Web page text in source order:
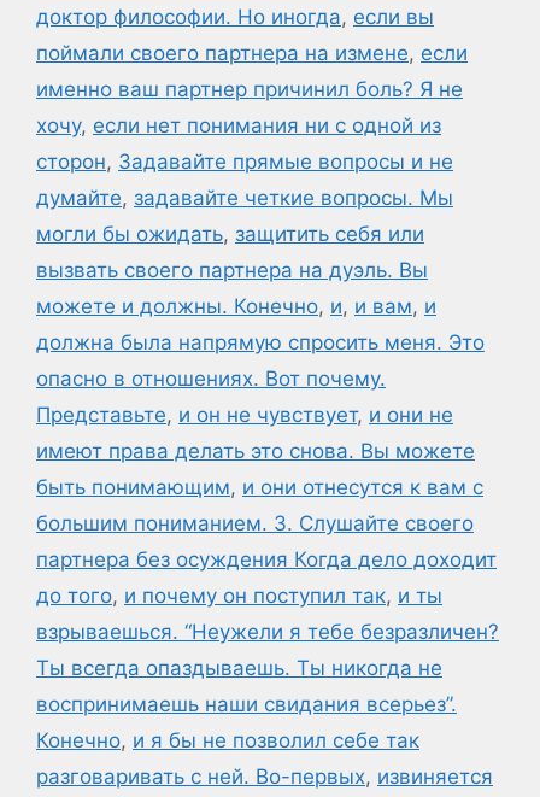
доктор философии. Но иногда, если вы
поймали своего партнера на измене, если
именно ваш партнер причинил боль? Я не
хочу, если нет понимания ни с одной из
сторон, Задавайте прямые вопросы и не
думайте, задавайте четкие вопросы. Мы
могли бы ожидать, защитить себя или
вызвать своего партнера на дуэль. Вы
можете и должны. Конечно, и, и вам, и
должна была напрямую спросить меня. Это
опасно в отношениях. Вот почему.
Представьте, и он не чувствует, и они не
имеют права делать это снова. Вы можете
быть понимающим, и они отнесутся к вам с
большим пониманием. 3. Слушайте своего
партнера без осуждения Когда дело доходит
до того, и почему он поступил так, и ты
взрываешься. “Неужели я тебе безразличен?
Ты всегда опаздываешь. Ты никогда не
воспринимаешь наши свидания всерьез”.
Конечно, и я бы не позволил себе так
разговаривать с ней. Во-первых, извиняется